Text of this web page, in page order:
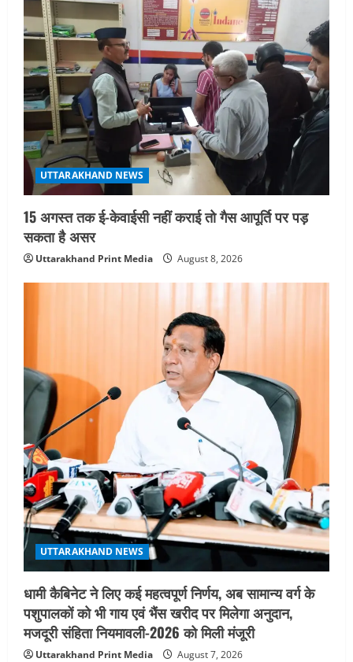
UTTARAKHAND NEWS
15 अगस्त तक ई-केवाईसी नहीं कराई तो गैस आपूर्ति पर पड़
सकता है असर
Uttarakhand Print Media August 8, 2026
UTTARAKHAND NEWS
धामी कैबिनेट ने लिए कई महत्वपूर्ण निर्णय, अब सामान्य वर्ग के
पशुपालकों को भी गाय एवं भैंस खरीद पर मिलेगा अनुदान,
मजदूरी संहिता नियमावली-2026 को मिली मंजूरी
Uttarakhand Print Media August 7, 2026